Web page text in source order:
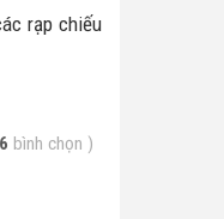
rạp chiếu
bình chọn )